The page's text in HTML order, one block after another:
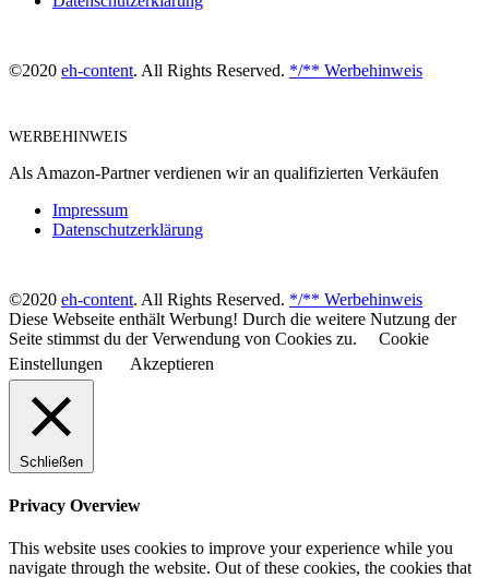
©2020 eh-content. All Rights Reserved. */** Werbehinweis
WERBEHINWEIS
Als Amazon-Partner verdienen wir an qualifizierten Verkäufen
Impressum
Datenschutzerklärung
©2020 eh-content. All Rights Reserved. */** Werbehinweis
Diese Webseite enthält Werbung! Durch die weitere Nutzung der
Seite stimmst du der Verwendung von Cookies zu.
Cookie
Einstellungen
Akzeptieren
Schließen
Privacy Overview
This website uses cookies to improve your experience while you
navigate through the website. Out of these cookies, the cookies that